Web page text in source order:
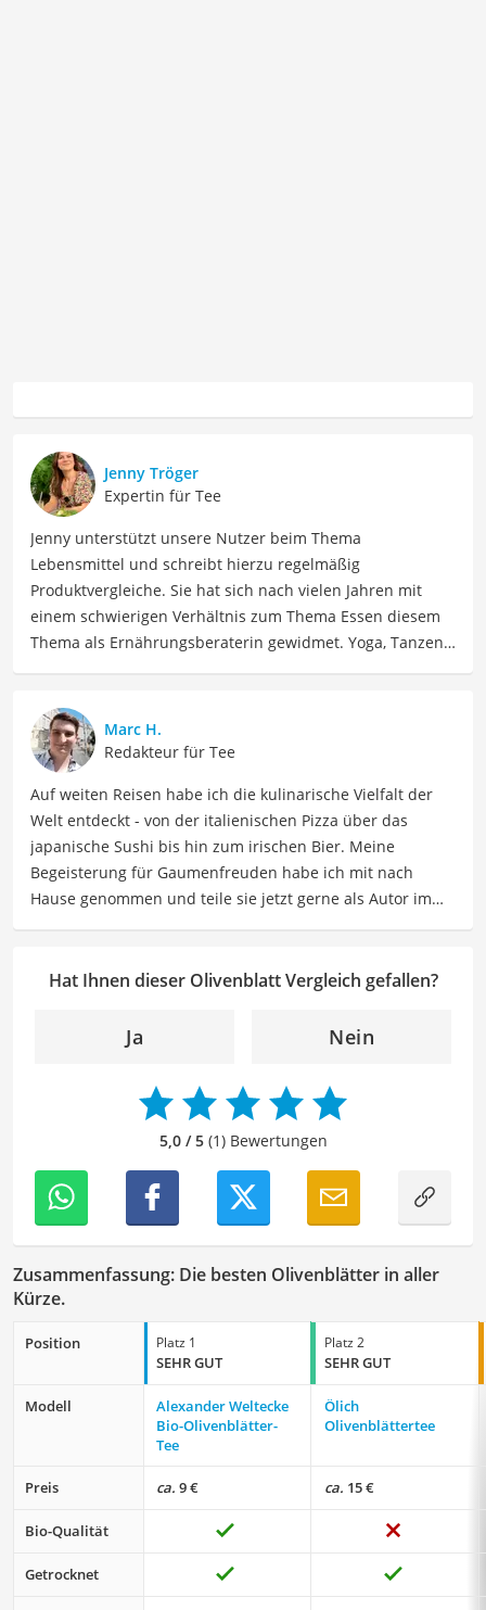
Jenny Tröger
Expertin für Tee
Jenny unterstützt unsere Nutzer beim Thema
Lebensmittel und schreibt hierzu regelmäßig
Produktvergleiche. Sie hat sich nach vielen Jahren mit
einem schwierigen Verhältnis zum Thema Essen diesem
Thema als Ernährungsberaterin gewidmet. Yoga, Tanzen,
genießt. Jenny ist schon allein um die Welt gereist. Heute
findet sie Ausgleich bei Yoga und Tanzen, auch als
Lehrerin, und interessiert sich viel für Südamerika und
Schamanismus.
Der Olivenblatt-Vergleich ist aus unserer Sicht besonders
empfehlenswert für Gesundheitsbewusste
Marc H.
Redakteur für Tee
Auf weiten Reisen habe ich die kulinarische Vielfalt der
Welt entdeckt - von der italienischen Pizza über das
japanische Sushi bis hin zum irischen Bier. Meine
Begeisterung für Gaumenfreuden habe ich mit nach
Hause genommen und teile sie jetzt gerne als Autor im
Rezepte und die Vielfalt der kulinarischen Welt. Mein Ziel
Ernährung auseinanderzusetzen, neue
Geschmackserlebnisse zu entdecken und sowohl eine
Lebensmitteln zu entwickeln. Durch meine Texte möchte
ich Leser dazu anregen, Essen nicht nur als eine
Kreativität und Gemeinschaft zu nutzen.
Der Olivenblatt-Vergleich ist aus unserer Sicht besonders
Hat Ihnen dieser Olivenblatt Vergleich gefallen?
Ja Nein
5,0 / 5(1) Bewertungen
Zusammenfassung: Die besten Olivenblätter in aller
Kürze.
Position Platz 1
SEHR GUT
Platz 2
SEHR GUT
Modell
Alexander Weltecke
Bio-Olivenblätter-
Tee
Ölich
Olivenblättertee
Preis ca. 9 € ca. 15 €
Bio-Qualität
Getrocknet